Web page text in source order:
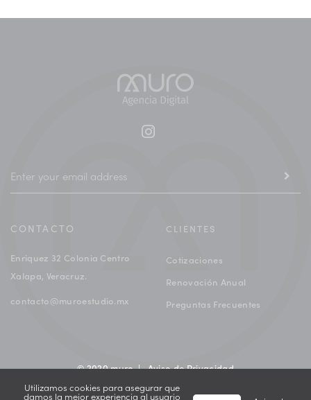
CONTACTO
Enriquez 32 Colonia Centro
Xalapa, Veracruz.
contacto@muroestudio.mx
CLIENTES
Cotizaciones
Renovación Anual
Preguntas Frecuentes
© 2020 muro |Aviso de Privacidad
Utilizamos cookies para asegurar que
damos la mejor experiencia al usuario